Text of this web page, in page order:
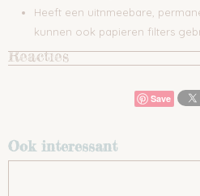
Heeft een uitnmeebare,
kunnen ook papieren filters
Reacties
Save
Ook interessant